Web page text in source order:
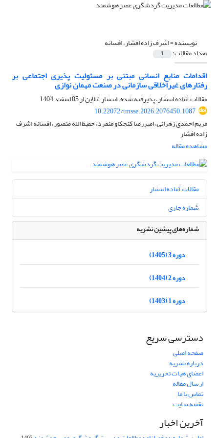
نویسنده =اشرف زاده افشار، افسانه
تعداد مقالات: 1
اقدامات منابع انسانی مبتنی بر مسئولیت پذیری اجتماعی بر
رفتارهای غیراخلاقی سازمانی در صنعت مهمان نوازی
مقالات آماده انتشار، پذیرفته شده، انتشار آنلاین از05 اسفند 1404
10.22072/tmsse.2026.2076450.1087
مریم احمدی زهرانی، امیررضا کنجکاو منفرد، حفیظ الله منصور، افسانه اشرف
زاده افشار
مشاهده مقاله
مقالات آماده انتشار
شماره جاری
شماره‌های پیشین نشریه
دوره 3 (1405)
دوره 2 (1404)
دوره 1 (1403)
دسترسی سریع
صفحه اصلی
درباره نشریه
اعضای هیات تحریریه
ارسال مقاله
تماس با ما
نقشه سایت
آخرین اخبار